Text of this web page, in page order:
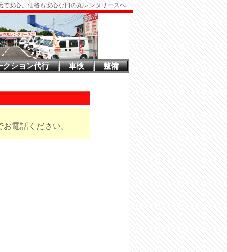
安心、価格も安心な日の丸レンタリースへ
クション代行 車検 整備
お電話ください。